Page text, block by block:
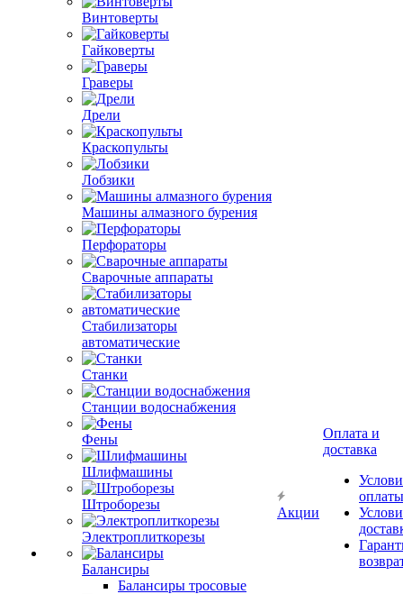
Винтоверты
Гайковерты
Граверы
Дрели
Краскопульты
Лобзики
Машины алмазного бурения
Перфораторы
Сварочные аппараты
Стабилизаторы
автоматические
Станки
Станции водоснабжения
Фены
Шлифмашины
Штроборезы
Электроплиткорезы
Балансиры
Балансиры тросовые
Акции
Оплата и
доставка
оплаты